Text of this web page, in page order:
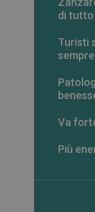
di tutto
Turisti
Va
Più